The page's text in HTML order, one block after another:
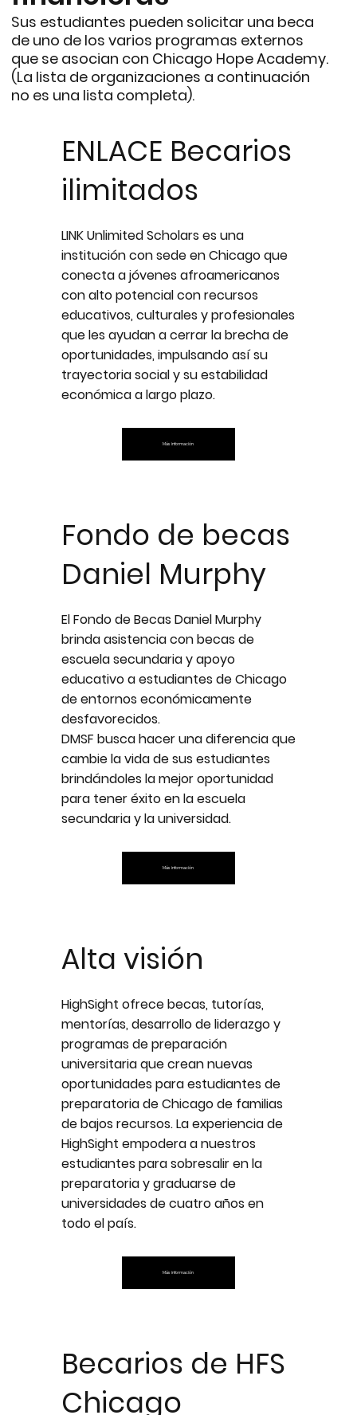
Sus estudiantes pueden solicitar una beca
de uno de los varios programas externos
que se asocian con Chicago Hope Academy.
(La lista de organizaciones a continuación
no es una lista completa).
ENLACE Becarios
ilimitados
LINK Unlimited Scholars es una
institución con sede en Chicago que
conecta a jóvenes afroamericanos
con alto potencial con recursos
educativos, culturales y profesionales
que les ayudan a cerrar la brecha de
oportunidades, impulsando así su
trayectoria social y su estabilidad
económica a largo plazo.
Más información
Fondo de becas
Daniel Murphy
El Fondo de Becas Daniel Murphy
brinda asistencia con becas de
escuela secundaria y apoyo
educativo a estudiantes de Chicago
de entornos económicamente
desfavorecidos.
DMSF busca hacer una diferencia que
cambie la vida de sus estudiantes
brindándoles la mejor oportunidad
para tener éxito en la escuela
secundaria y la universidad.
Más información
Alta visión
HighSight ofrece becas, tutorías,
mentorías, desarrollo de liderazgo y
programas de preparación
universitaria que crean nuevas
oportunidades para estudiantes de
preparatoria de Chicago de familias
de bajos recursos. La experiencia de
HighSight empodera a nuestros
estudiantes para sobresalir en la
preparatoria y graduarse de
universidades de cuatro años en
todo el país.
Más información
Becarios de HFS
Chicago